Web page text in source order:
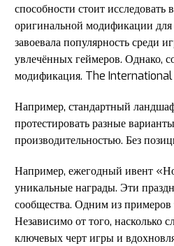
способности стоит исследовать
оригинальной модификации
завоевала популярность среди
увлечённых геймеров. Однако,
модификация. The International
Например, стандартный
протестировать разные
производительностью. Без
Например, ежегодный ивент
уникальные награды. Эти
сообщества. Одним из примеров
Независимо от того, насколько
ключевых черт игры и